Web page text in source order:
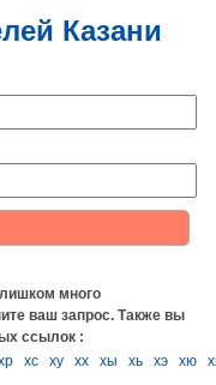
Казани
много
ваш запрос.Также вы
ссылок :
хс ху хх хы хь хэ хю